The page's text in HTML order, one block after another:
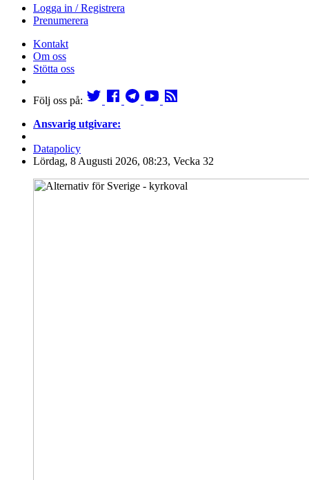
Logga in / Registrera
Prenumerera
Kontakt
Om oss
Stötta oss
Följ oss på:
Ansvarig utgivare:
Datapolicy
Lördag, 8 Augusti 2026, 08:23, Vecka 32